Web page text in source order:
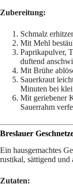
Zubereitung:
Schmalz
Mit Mehl
Paprikapulver,
duftend
Mit Brühe
Sauerkraut
Minuten bei
Mit geriebener
Sauerrahm
Breslauer
Ein hausgemachtes
rustikal, sättigend und
Zutaten: